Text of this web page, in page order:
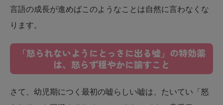
言語の成長が進めばこのようなことは自然に言わなくな
ります。
「怒られないようにとっさに出る嘘」の特効薬
は、怒らず穏やかに諭すこと
さて、幼児期につく最初の嘘らしい嘘は、たいてい「怒